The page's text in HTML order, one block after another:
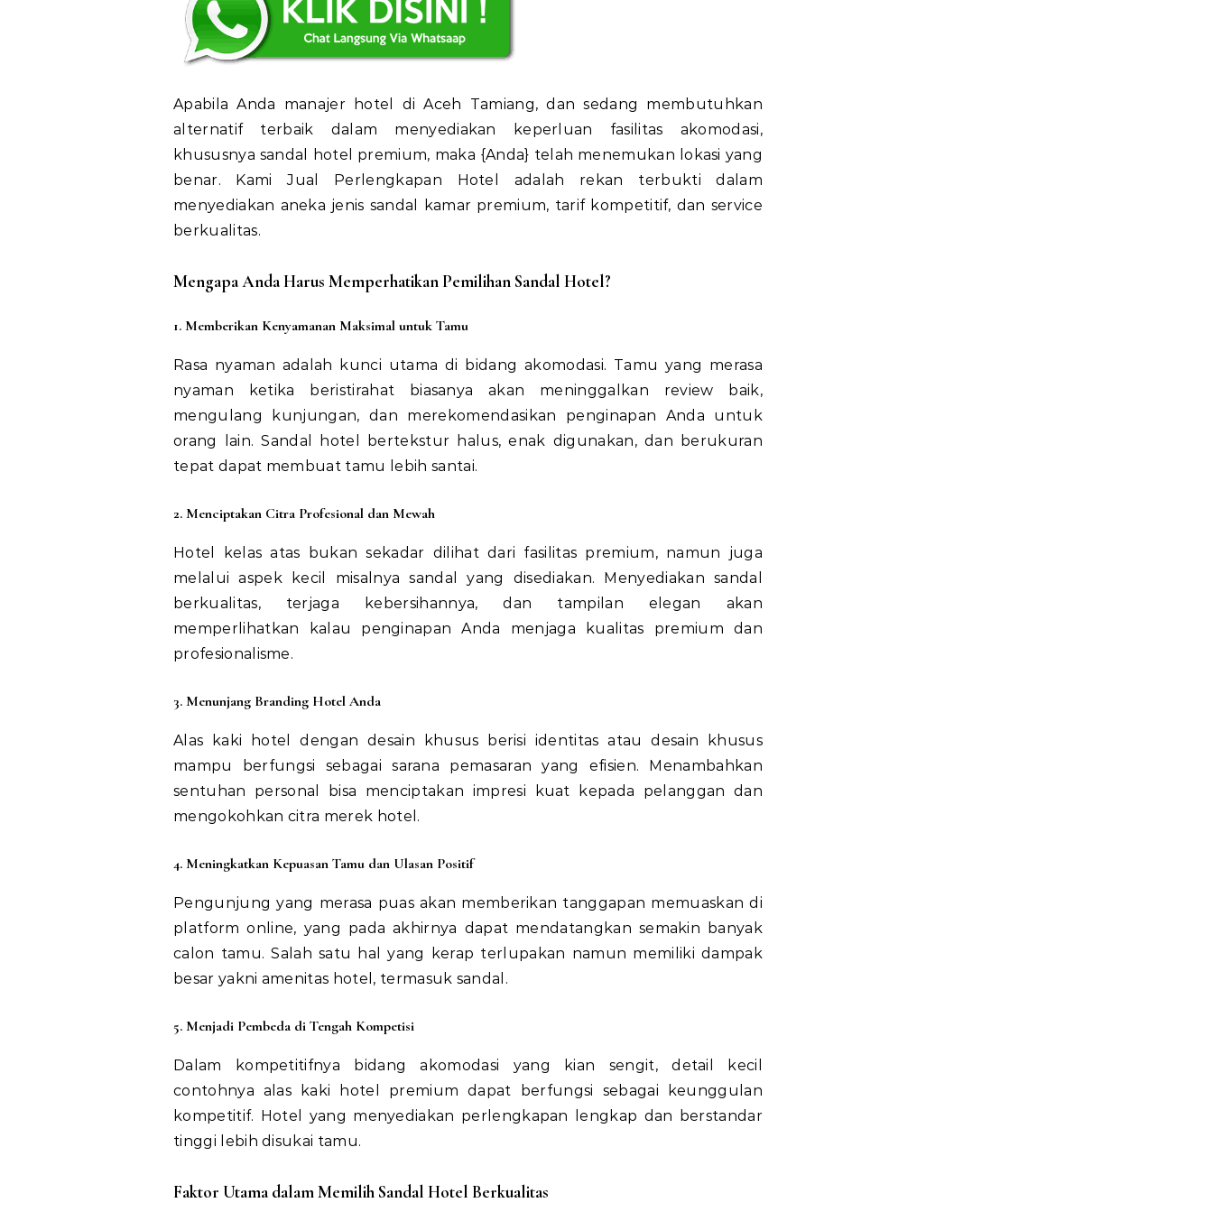
Apabila Anda manajer hotel di Aceh Tamiang, dan sedang membutuhkan
alternatif terbaik dalam menyediakan keperluan fasilitas akomodasi,
khususnya sandal hotel premium, maka {Anda} telah menemukan lokasi yang
benar. Kami Jual Perlengkapan Hotel adalah rekan terbukti dalam
menyediakan aneka jenis sandal kamar premium, tarif kompetitif, dan service
berkualitas.
Mengapa Anda Harus Memperhatikan Pemilihan Sandal Hotel?
1. Memberikan Kenyamanan Maksimal untuk Tamu
Rasa nyaman adalah kunci utama di bidang akomodasi. Tamu yang merasa
nyaman ketika beristirahat biasanya akan meninggalkan review baik,
mengulang kunjungan, dan merekomendasikan penginapan Anda untuk
orang lain. Sandal hotel bertekstur halus, enak digunakan, dan berukuran
tepat dapat membuat tamu lebih santai.
2. Menciptakan Citra Profesional dan Mewah
Hotel kelas atas bukan sekadar dilihat dari fasilitas premium, namun juga
melalui aspek kecil misalnya sandal yang disediakan. Menyediakan sandal
berkualitas, terjaga kebersihannya, dan tampilan elegan akan
memperlihatkan kalau penginapan Anda menjaga kualitas premium dan
profesionalisme.
3. Menunjang Branding Hotel Anda
Alas kaki hotel dengan desain khusus berisi identitas atau desain khusus
mampu berfungsi sebagai sarana pemasaran yang efisien. Menambahkan
sentuhan personal bisa menciptakan impresi kuat kepada pelanggan dan
mengokohkan citra merek hotel.
4. Meningkatkan Kepuasan Tamu dan Ulasan Positif
Pengunjung yang merasa puas akan memberikan tanggapan memuaskan di
platform online, yang pada akhirnya dapat mendatangkan semakin banyak
calon tamu. Salah satu hal yang kerap terlupakan namun memiliki dampak
besar yakni amenitas hotel, termasuk sandal.
5. Menjadi Pembeda di Tengah Kompetisi
Dalam kompetitifnya bidang akomodasi yang kian sengit, detail kecil
contohnya alas kaki hotel premium dapat berfungsi sebagai keunggulan
kompetitif. Hotel yang menyediakan perlengkapan lengkap dan berstandar
tinggi lebih disukai tamu.
Faktor Utama dalam Memilih Sandal Hotel Berkualitas